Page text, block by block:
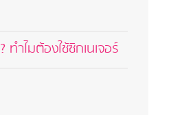
ทำไมต้องใช้ซิกเนเจอร์